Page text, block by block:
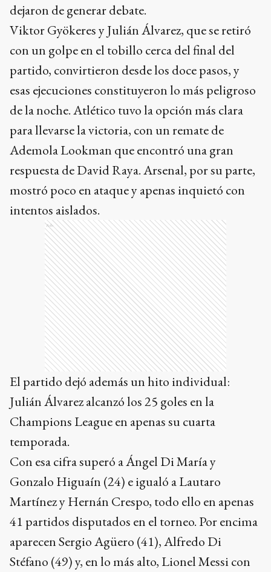
dejaron de generar debate.
Viktor Gyökeres y Julián Álvarez, que se retiró
con un golpe en el tobillo cerca del final del
partido, convirtieron desde los doce pasos, y
esas ejecuciones constituyeron lo más peligroso
de la noche. Atlético tuvo la opción más clara
para llevarse la victoria, con un remate de
Ademola Lookman que encontró una gran
respuesta de David Raya. Arsenal, por su parte,
mostró poco en ataque y apenas inquietó con
intentos aislados.
Ads
El partido dejó además un hito individual:
Julián Álvarez alcanzó los 25 goles en la
Champions League en apenas su cuarta
temporada.
Con esa cifra superó a Ángel Di María y
Gonzalo Higuaín (24) e igualó a Lautaro
Martínez y Hernán Crespo, todo ello en apenas
41 partidos disputados en el torneo. Por encima
aparecen Sergio Agüero (41), Alfredo Di
Stéfano (49) y, en lo más alto, Lionel Messi con